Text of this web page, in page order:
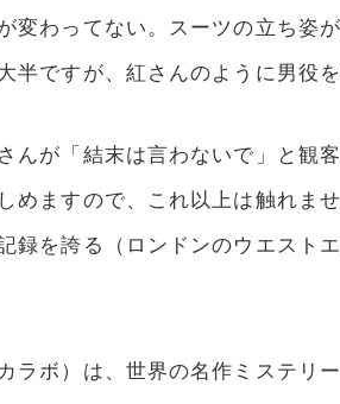
わってない。スーツの立ち姿
ですが、紅さんのように男役
が「結末は言わないで」と観客
ますので、これ以上は触れませ
録を誇る（ロンドンのウエス
ボ）は、世界の名作ミステリ